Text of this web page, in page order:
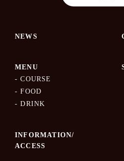
NEWS
MENU
COURSE
FOOD
DRINK
INFORMATION/
ACCESS